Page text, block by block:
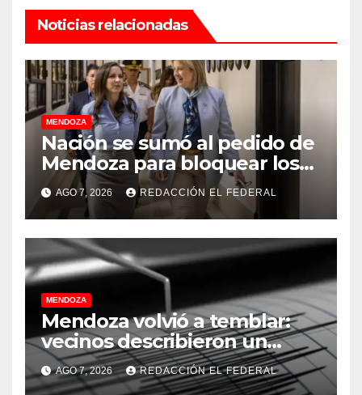
Noticias relacionadas
MENDOZA
Nación se sumó al pedido de
Mendoza para bloquear los
celulares en las cárceles de
la provincia
AGO 7, 2026 REDACCIÓN EL FEDERAL
MENDOZA
Mendoza volvió a temblar:
vecinos describieron un
“sacudón” acompañado por
un fuerte estruendo
AGO 7, 2026 REDACCIÓN EL FEDERAL